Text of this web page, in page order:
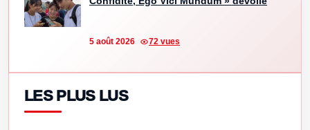
5 août 2026 72 vues
LES PLUS LUS